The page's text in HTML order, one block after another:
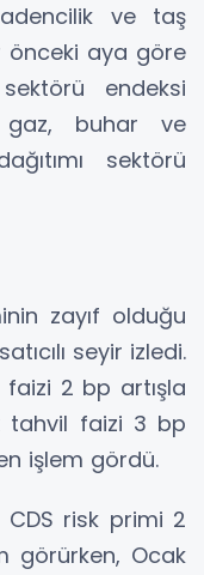
ve taş
önceki aya göre
endeksi
gaz, buhar ve
sektörü
zayıf olduğu
seyir izledi.
faizi 2 bp artışla
tahvil faizi 3 bp
işlem gördü.
CDS risk primi 2
görürken, Ocak